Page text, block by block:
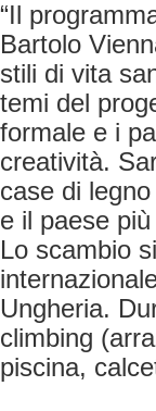
“Il
Bartolo
stili di vita
temi del
formale e i
creatività.
case di
e il paese
Lo scambio
Ungheria.
climbing
piscina,